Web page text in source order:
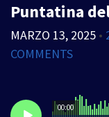
Puntatina
MARZO 13, 2025 •
COMMENTS
00:00